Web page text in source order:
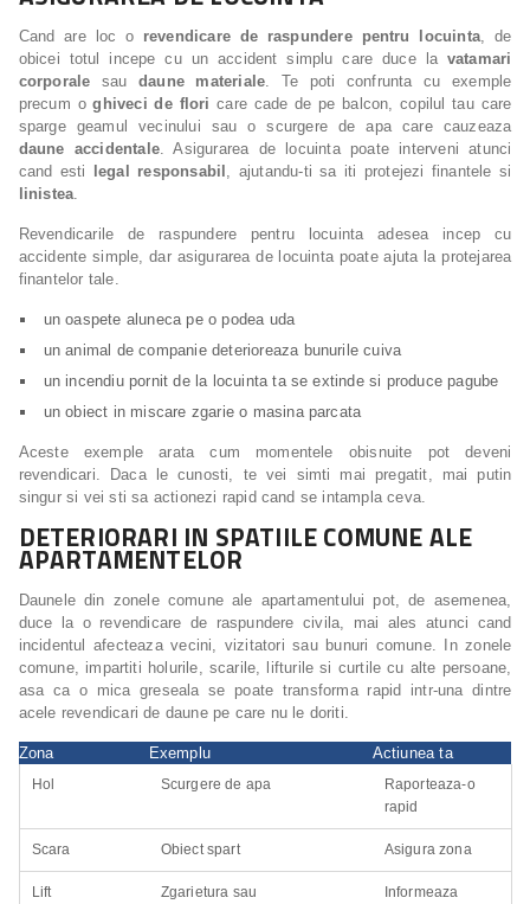
Cand are loc o revendicare de raspundere pentru locuinta, de
obicei totul incepe cu un accident simplu care duce la vatamari
corporale sau daune materiale. Te poti confrunta cu exemple
precum oghiveci de flori care cade de pe balcon, copilul tau care
sparge geamul vecinului sau o scurgere de apa care cauzeaza
daune accidentale. Asigurarea de locuinta poate interveni atunci
cand esti
legal responsabil , ajutandu-ti sa iti protejezi finantele si
linistea.
Revendicarile de raspundere pentru locuinta adesea incep cu
accidente simple, dar asigurarea de locuinta poate ajuta la protejarea
finantelor tale.
un oaspete aluneca pe o podea uda
un animal de companie deterioreaza bunurile cuiva
un incendiu pornit de la locuinta ta se extinde si produce pagube
un obiect in miscare zgarie o masina parcata
Aceste exemple arata cum momentele obisnuite pot deveni
revendicari. Daca le cunosti, te vei simti mai pregatit, mai putin
singur si vei sti sa actionezi rapid cand se intampla ceva.
DETERIORARI IN SPATIILE COMUNE ALE
APARTAMENTELOR
Daunele din zonele comune ale apartamentului pot, de asemenea,
duce la o revendicare de raspundere civila, mai ales atunci cand
incidentul afecteaza vecini, vizitatori sau bunuri comune. In zonele
comune, impartiti holurile, scarile, lifturile si curtile cu alte persoane,
asa ca o mica greseala se poate transforma rapid intr-una dintre
acele revendicari de daune pe care nu le doriti.
Zona Exemplu Actiunea ta
Hol Scurgere de apa
Raporteaza-o
rapid
Scara Obiect spart Asigura zona
Lift
Zgarietura sau
Informeaza